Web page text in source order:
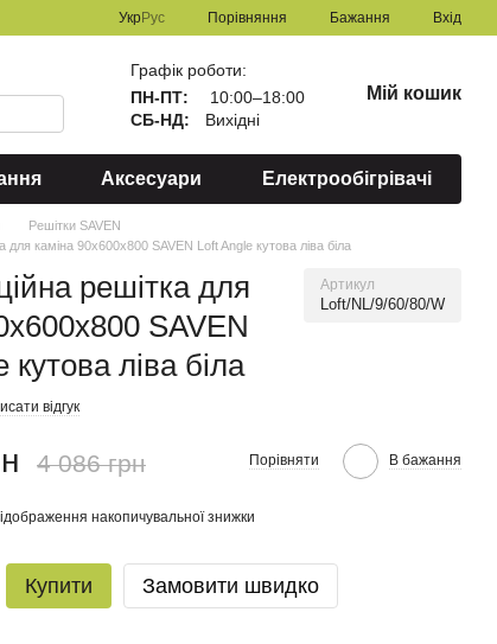
УкрРус Порівняння Бажання Вхід
Графік роботи:
ПН-ПТ:
10:00–18:00
СБ-НД:
Вихідні
Мій кошик
Аксесуари Електрообігрівачі
Решітки SAVEN
для каміна 90х600х800 SAVEN Loft Angle кутова ліва біла
решітка для
SAVEN
кутова ліва біла
Артикул
Loft/NL/9/60/80/W
відгук
4 086 грн Порівняти В бажання
накопичувальної знижки
Купити Замовити швидко